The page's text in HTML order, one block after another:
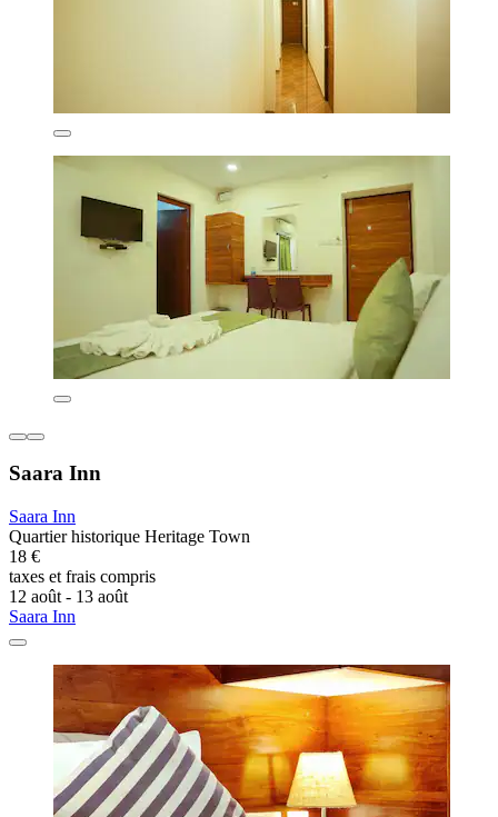
Saara Inn
Saara Inn
Quartier historique Heritage Town
18 €
taxes et frais compris
12 août - 13 août
Saara Inn